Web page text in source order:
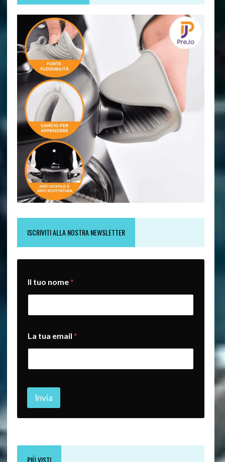
ISCRIVITI ALLA NOSTRA NEWSLETTER
Il tuo nome*
l
*
u
La tua email *
Invia
PIÙ VISTI